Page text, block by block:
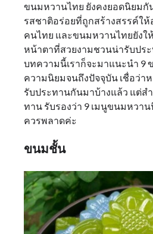
ขนมหวานไทย ยังคงยอดนิยมกั
รสชาติอร่อยที่ถูกสร้างสรรค์ใ
คนไทย และขนมหวานไทยยังใ
หน้าตาที่สวยงามชวนน่ารับปร
บทความนี้เราก็จะมาแนะนำ 9
ความนิยมจนถึงปัจจุบัน เชื่อว่าห
รับประทานกันมาบ้างแล้ว แต่ส
ทาน รับรองว่า 9 เมนูขนมหวา
ควรพลาดค่ะ
ขนมชั้น